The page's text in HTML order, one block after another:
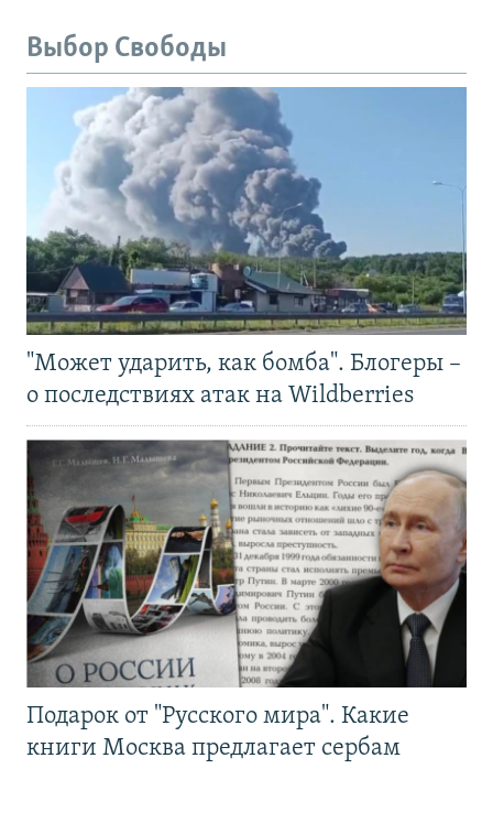
Выбор Свободы
"Может ударить, как бомба". Блогеры –
о последствиях атак на Wildberries
Подарок от "Русского мира". Какие
книги Москва предлагает сербам